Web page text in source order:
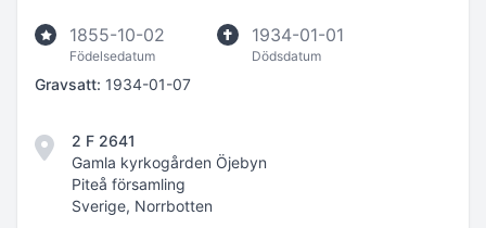
1855-10-02
Födelsedatum
1934-01-01
Dödsdatum
Gravsatt: 1934-01-07
2 F 2641
Gamla kyrkogården Öjebyn
Piteå församling
Sverige, Norrbotten